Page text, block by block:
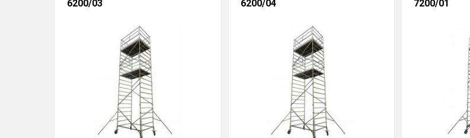
6200/03
6200/04
7200/01